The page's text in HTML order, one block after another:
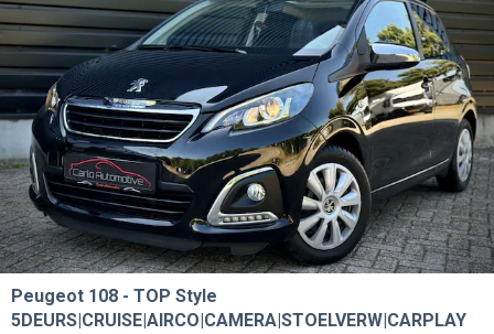
Peugeot 108
TOP Style
5DEURS|CRUISE|AIRCO|CAMERA|STOELVERW|CARPLAY